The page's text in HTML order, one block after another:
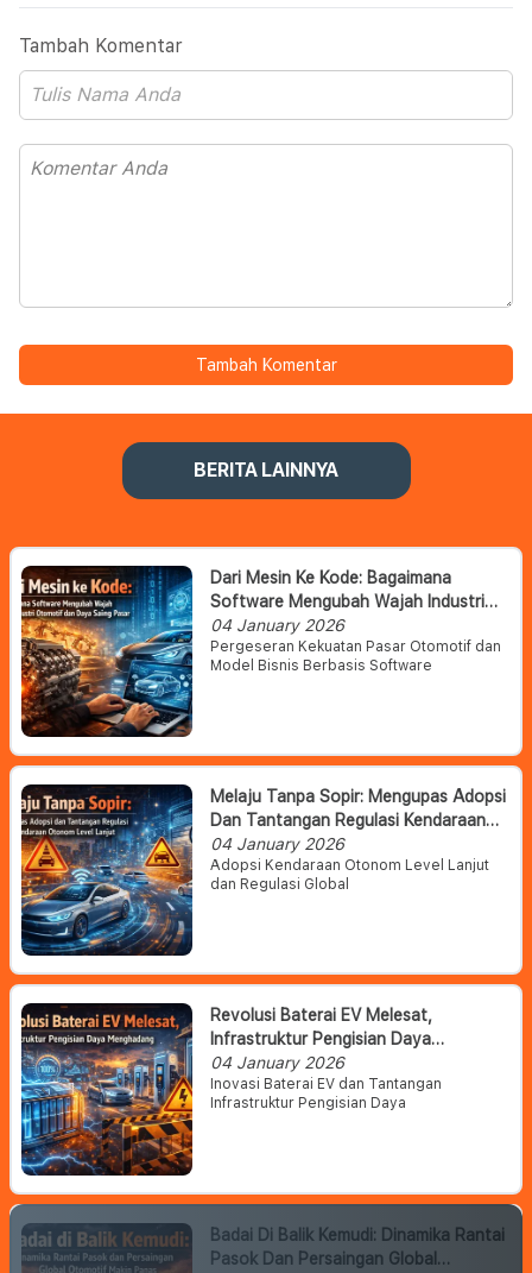
Tambah Komentar
Tambah Komentar
BERITA LAINNYA
Dari Mesin Ke Kode: Bagaimana
Software Mengubah Wajah Industri
Otomotif Dan Daya Saing Pasar
04 January 2026
Pergeseran Kekuatan Pasar Otomotif dan
Model Bisnis Berbasis Software
Melaju Tanpa Sopir: Mengupas Adopsi
Dan Tantangan Regulasi Kendaraan
Otonom Level Lanjut
04 January 2026
Adopsi Kendaraan Otonom Level Lanjut
dan Regulasi Global
Revolusi Baterai EV Melesat,
Infrastruktur Pengisian Daya
Menghadang
04 January 2026
Inovasi Baterai EV dan Tantangan
Infrastruktur Pengisian Daya
Badai Di Balik Kemudi: Dinamika Rantai
Pasok Dan Persaingan Global